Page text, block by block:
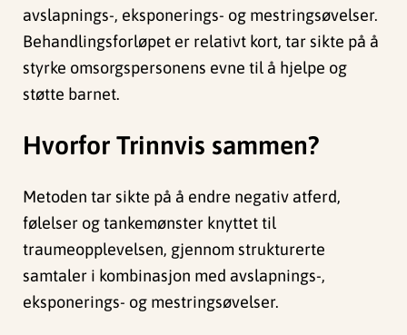
avslapnings-, eksponerings- og mestringsøvelser.
Behandlingsforløpet er relativt kort, tar sikte på å
styrke omsorgspersonens evne til å hjelpe og
støtte barnet.
Hvorfor Trinnvis sammen?
Metoden tar sikte på å endre negativ atferd,
følelser og tankemønster knyttet til
traumeopplevelsen, gjennom strukturerte
samtaler i kombinasjon med avslapnings-,
eksponerings- og mestringsøvelser.